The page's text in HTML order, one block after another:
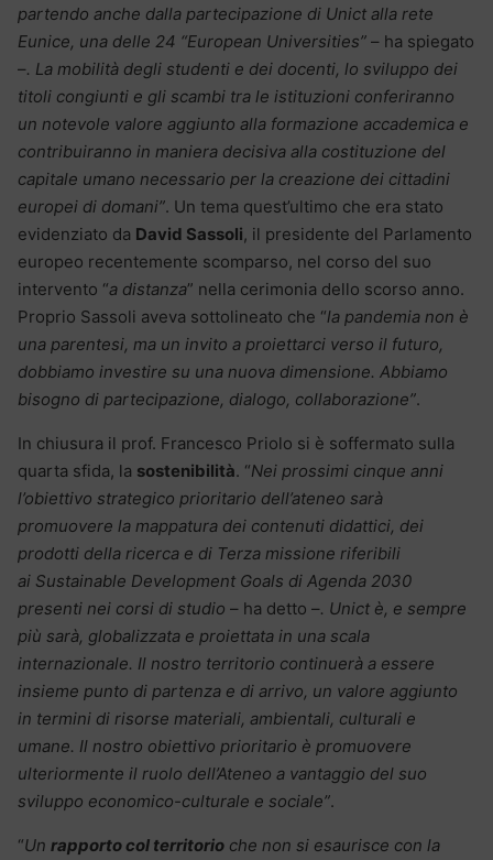
partendo anche dalla partecipazione di Unict alla rete
Eunice, una delle 24 “European Universities” – ha spiegato
–. La mobilità degli studenti e dei docenti, lo sviluppo dei
titoli congiunti e gli scambi tra le istituzioni conferiranno
un notevole valore aggiunto alla formazione accademica e
contribuiranno in maniera decisiva alla costituzione del
capitale umano necessario per la creazione dei cittadini
europei di domani”. Un tema quest’ultimo che era stato
evidenziato da David Sassoli, il presidente del Parlamento
europeo recentemente scomparso, nel corso del suo
intervento “a distanza” nella cerimonia dello scorso anno.
Proprio Sassoli aveva sottolineato che “la pandemia non è
una parentesi, ma un invito a proiettarci verso il futuro,
dobbiamo investire su una nuova dimensione. Abbiamo
bisogno di partecipazione, dialogo, collaborazione”.
In chiusura il prof. Francesco Priolo si è soffermato sulla
quarta sfida, la sostenibilità. “Nei prossimi cinque anni
l’obiettivo strategico prioritario dell’ateneo sarà
promuovere la mappatura dei contenuti didattici, dei
prodotti della ricerca e di Terza missione riferibili
ai Sustainable Development Goals di Agenda 2030
presenti nei corsi di studio – ha detto –. Unict è, e sempre
più sarà, globalizzata e proiettata in una scala
internazionale. Il nostro territorio continuerà a essere
insieme punto di partenza e di arrivo, un valore aggiunto
in termini di risorse materiali, ambientali, culturali e
umane. Il nostro obiettivo prioritario è promuovere
ulteriormente il ruolo dell’Ateneo a vantaggio del suo
sviluppo economico-culturale e sociale”.
“Un rapporto col territorio che non si esaurisce con la